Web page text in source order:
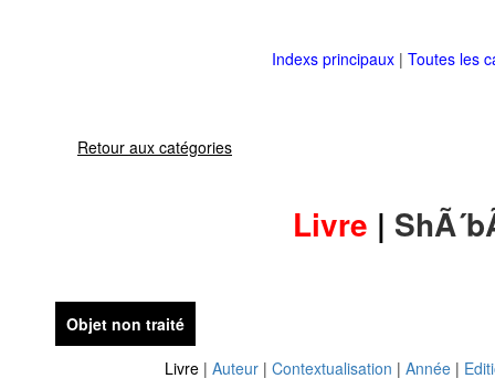
Indexs principaux | Toutes les
Retour aux catégories
Livre |
Objet non traité
Livre | Auteur | Contextualisation | Année |